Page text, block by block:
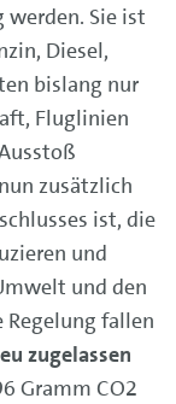
werden. Sie ist
Diesel,
bislang nur
Fluglinien
zusätzlich
ist, die
und
und den
Regelung fallen
zugelassen
Gramm CO2